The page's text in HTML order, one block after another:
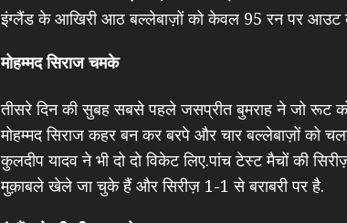
इंग्लैंड के आखिरी आठ बल्लेबाज़ों को केवल 95 रन पर आउट
मोहम्मद सिराज चमके
तीसरे दिन की सुबह सबसे पहले जसप्रीत बुमराह ने जो रूट
मोहम्मद सिराज कहर बन कर बरपे और चार बल्लेबाज़ों को
कुलदीप यादव ने भी दो दो विकेट लिए.पांच टेस्ट मैचों की
मुक़ाबले खेले जा चुके हैं और सिरीज़ 1-1 से बराबरी पर है.